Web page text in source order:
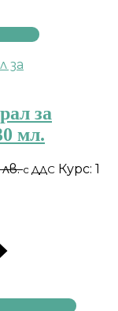
за
мл.
лв.с ДДС Курс: 1